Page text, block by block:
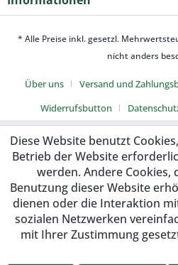
* Alle Preise inkl. gesetzl.
nicht anders
Über uns Versand und
Widerrufsbutton
Diese Website benutzt
Betrieb der Website
werden. Andere Cookies,
Benutzung dieser Website
dienen oder die Interaktion
sozialen Netzwerken
mit Ihrer Zustimmung